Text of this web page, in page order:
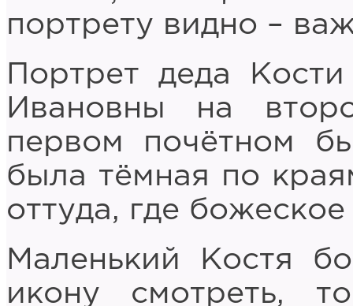
портрету видно –
Портрет деда
Ивановны на
первом почётном
была тёмная по
оттуда, где
Маленький Костя
икону смотреть,